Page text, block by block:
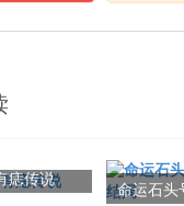
春而虚寒，先发以烟
痣传说
命运石头